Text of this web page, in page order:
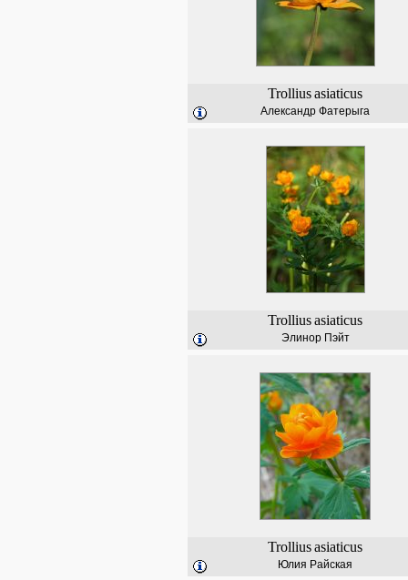
Trolliusasiaticus
Александр Фатерыга
Trolliusasiaticus
Элинор Пэйт
Trolliusasiaticus
Юлия Райская